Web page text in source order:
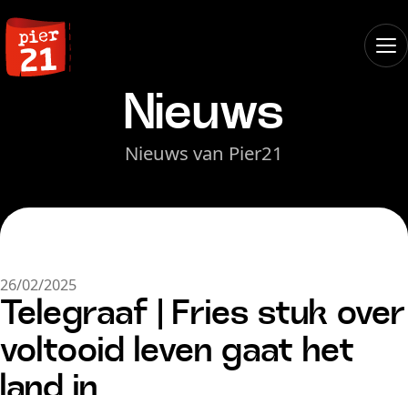
Nieuws
Nieuws van Pier21
26/02/2025
Telegraaf | Fries stuk over
voltooid leven gaat het